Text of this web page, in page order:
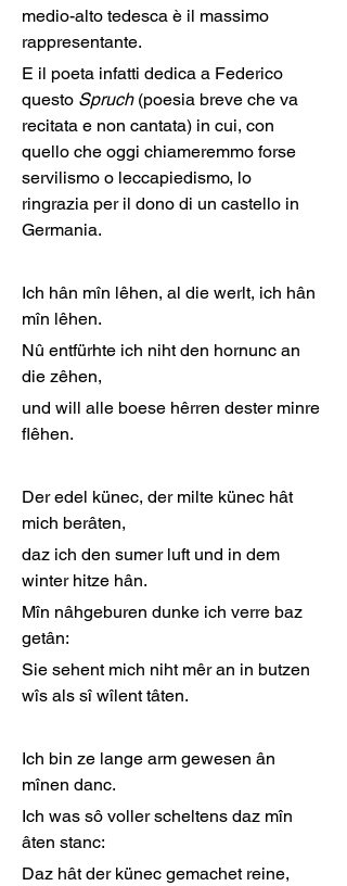
medio-alto tedesca è il massimo
rappresentante.
E il poeta infatti dedica a Federico
questo Spruch (poesia breve che va
recitata e non cantata) in cui, con
quello che oggi chiameremmo forse
servilismo o leccapiedismo, lo
ringrazia per il dono di un castello in
Germania.
Ich hân mîn lêhen, al die werlt, ich hân
mîn lêhen.
Nû entfürhte ich niht den hornunc an
die zêhen,
und will alle boese hêrren dester minre
flêhen.
Der edel künec, der milte künec hât
mich berâten,
daz ich den sumer luft und in dem
winter hitze hân.
Mîn nâhgeburen dunke ich verre baz
getân:
Sie sehent mich niht mêr an in butzen
wîs als sî wîlent tâten.
Ich bin ze lange arm gewesen ân
mînen danc.
Ich was sô voller scheltens daz mîn
âten stanc:
Daz hât der künec gemachet reine,